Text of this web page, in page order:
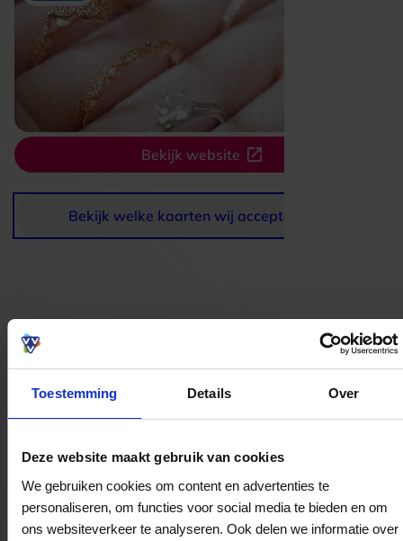
Toestemming Details Over
Deze website maakt gebruik van cookies
We gebruiken cookies om content en advertenties te
personaliseren, om functies voor social media te bieden en om
ons websiteverkeer te analyseren. Ook delen we informatie over
Bekijk website
Bekijk welke kaarten wij accepteren
Bestedingslocaties
Het Juweliershuis Ed Oorebeek
Raadhuisplein 63-a
2922AH Krimpen aan den IJssel